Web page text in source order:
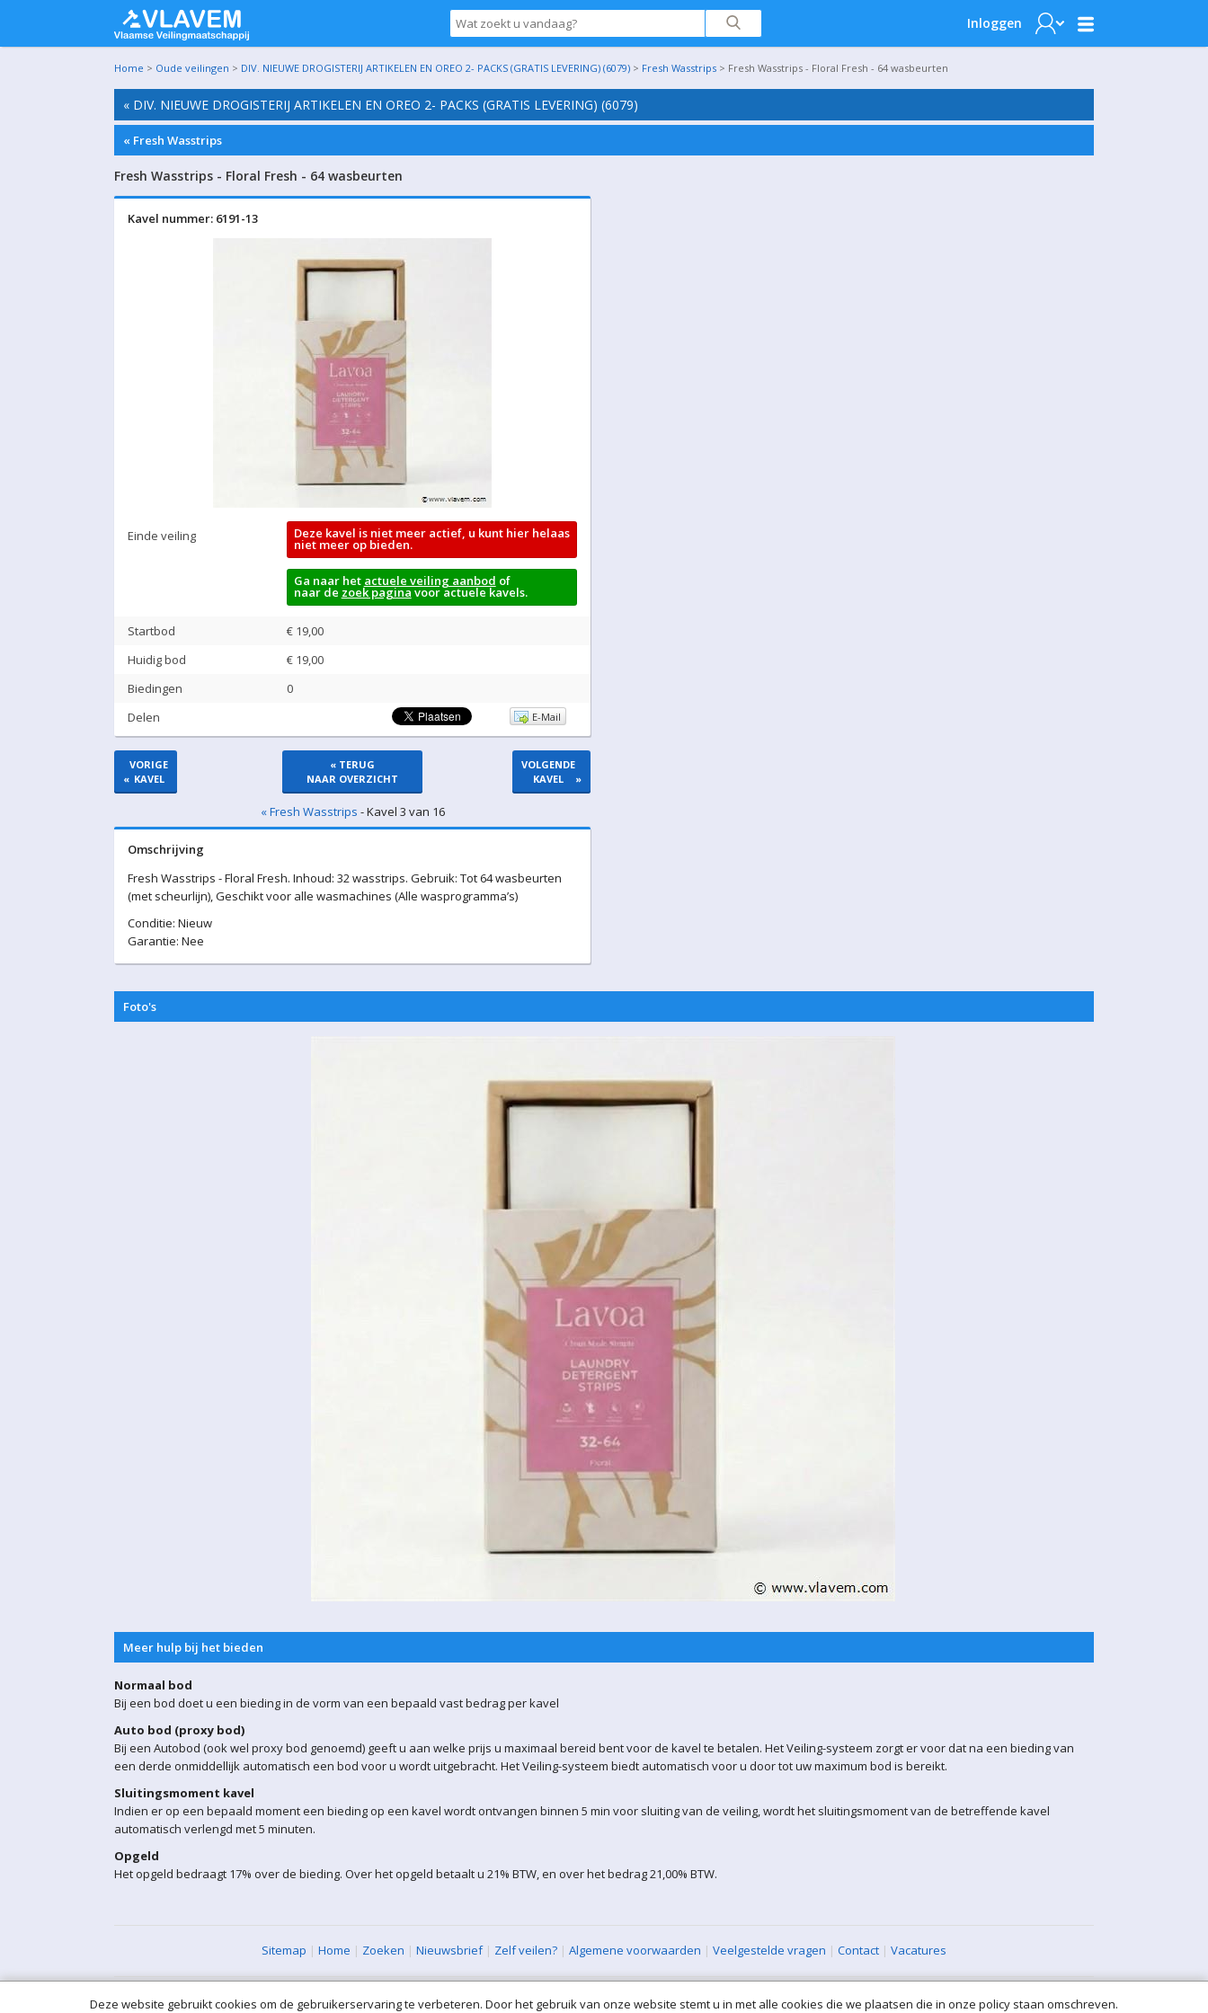
Inloggen
Home > Oude veilingen > DIV. NIEUWE DROGISTERIJ ARTIKELEN EN OREO 2- PACKS (GRATIS LEVERING) (6079) > Fresh Wasstrips > Fresh Wasstrips - Floral Fresh - 64 wasbeurten
« DIV. NIEUWE DROGISTERIJ ARTIKELEN EN OREO 2- PACKS (GRATIS LEVERING) (6079)
« Fresh Wasstrips
Fresh Wasstrips - Floral Fresh - 64 wasbeurten
Kavel nummer: 6191-13
Einde veiling Deze kavel is niet meer actief, u kunt hier helaas
niet meer op bieden.
Ga naar het actuele veiling aanbod of
naar de zoek paginavoor actuele kavels.
Startbod
€ 19,00
Huidig bod
€ 19,00
Biedingen
0
Delen
E-Mail
«
VORIGE
KAVEL
« TERUG
NAAR OVERZICHT
VOLGENDE
KAVEL
»
« Fresh Wasstrips - Kavel 3 van 16
Omschrijving
Fresh Wasstrips - Floral Fresh. Inhoud: 32 wasstrips. Gebruik: Tot 64 wasbeurten
(met scheurlijn), Geschikt voor alle wasmachines (Alle wasprogramma’s)
Conditie: Nieuw
Garantie: Nee
Foto's
Meer hulp bij het bieden
Normaal bod
Bij een bod doet u een bieding in de vorm van een bepaald vast bedrag per kavel
Auto bod (proxy bod)
Bij een Autobod (ook wel proxy bod genoemd) geeft u aan welke prijs u maximaal bereid bent voor de kavel te betalen. Het Veiling-systeem zorgt er voor dat na een bieding van
een derde onmiddellijk automatisch een bod voor u wordt uitgebracht. Het Veiling-systeem biedt automatisch voor u door tot uw maximum bod is bereikt.
Sluitingsmoment kavel
Indien er op een bepaald moment een bieding op een kavel wordt ontvangen binnen 5 min voor sluiting van de veiling, wordt het sluitingsmoment van de betreffende kavel
automatisch verlengd met 5 minuten.
Opgeld
Het opgeld bedraagt 17% over de bieding. Over het opgeld betaalt u 21% BTW, en over het bedrag 21,00% BTW.
Sitemap | Home | Zoeken | Nieuwsbrief| Zelf veilen? | Algemene voorwaarden | Veelgestelde vragen | Contact | Vacatures
XML Sitemap| All rights reserved (VLAVEM-WEB-1)
Deze website gebruikt cookies om de gebruikerservaring te verbeteren. Door het gebruik van onze website stemt u in met alle cookies die we plaatsen die in onze policy staan omschreven.